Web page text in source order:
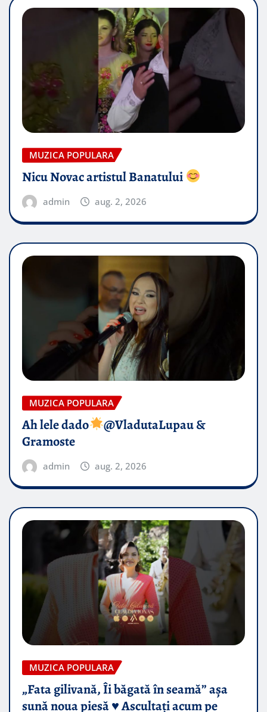
MUZICA POPULARA
Nicu Novac artistul Banatului
admin aug. 2, 2026
MUZICA POPULARA
Ah lele dado​
@VladutaLupau &
Gramoste
admin aug. 2, 2026
MUZICA POPULARA
„Fata gilivană, Îi băgată în seamă” așa
sună noua piesă ♥️ Ascultați acum pe